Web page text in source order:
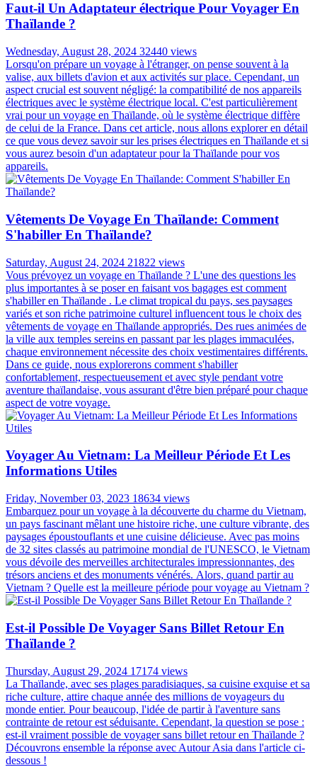
Faut-il Un Adaptateur électrique Pour Voyager En
Thaïlande ?
Wednesday, August 28, 2024 32440 views
Lorsqu'on prépare un voyage à l'étranger, on pense souvent à la
valise, aux billets d'avion et aux activités sur place. Cependant, un
aspect crucial est souvent négligé: la compatibilité de nos appareils
électriques avec le système électrique local. C'est particulièrement
vrai pour un voyage en Thaïlande, où le système électrique diffère
de celui de la France. Dans cet article, nous allons explorer en détail
ce que vous devez savoir sur les prises électriques en Thaïlande et si
vous aurez besoin d'un adaptateur pour la Thaïlande pour vos
appareils.
Vêtements De Voyage En Thaïlande: Comment
S'habiller En Thaïlande?
Saturday, August 24, 2024 21822 views
Vous prévoyez un voyage en Thaïlande ? L'une des questions les
plus importantes à se poser en faisant vos bagages est comment
s'habiller en Thaïlande . Le climat tropical du pays, ses paysages
variés et son riche patrimoine culturel influencent tous le choix des
vêtements de voyage en Thaïlande appropriés. Des rues animées de
la ville aux temples sereins en passant par les plages immaculées,
chaque environnement nécessite des choix vestimentaires différents.
Dans ce guide, nous explorerons comment s'habiller
confortablement, respectueusement et avec style pendant votre
aventure thaïlandaise, vous assurant d'être bien préparé pour chaque
aspect de votre voyage.
Voyager Au Vietnam: La Meilleur Période Et Les
Informations Utiles
Friday, November 03, 2023 18634 views
Embarquez pour un voyage à la découverte du charme du Vietnam,
un pays fascinant mêlant une histoire riche, une culture vibrante, des
paysages époustouflants et une cuisine délicieuse. Avec pas moins
de 32 sites classés au patrimoine mondial de l'UNESCO, le Vietnam
vous dévoile des merveilles architecturales impressionnantes, des
trésors anciens et des monuments vénérés. Alors, quand partir au
Vietnam ? Quelle est la meilleure période pour voyage au Vietnam ?
Est-il Possible De Voyager Sans Billet Retour En
Thaïlande ?
Thursday, August 29, 2024 17174 views
La Thaïlande, avec ses plages paradisiaques, sa cuisine exquise et sa
riche culture, attire chaque année des millions de voyageurs du
monde entier. Pour beaucoup, l'idée de partir à l'aventure sans
contrainte de retour est séduisante. Cependant, la question se pose :
est-il vraiment possible de voyager sans billet retour en Thaïlande ?
Découvrons ensemble la réponse avec Autour Asia dans l'article ci-
dessous !